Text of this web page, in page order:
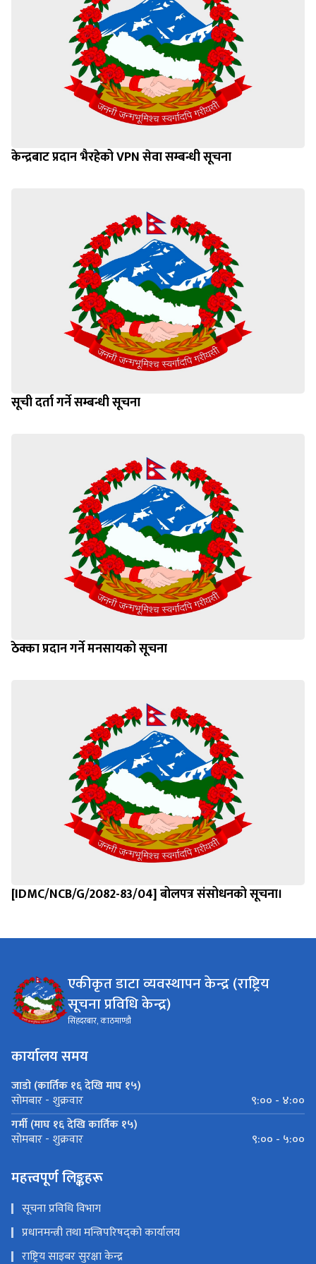
केन्द्रबाट प्रदान भैरहेको VPN सेवा सम्बन्धी सूचना
सूची दर्ता गर्ने सम्बन्धी सूचना
ठेक्का प्रदान गर्ने मनसायको सूचना
[IDMC/NCB/G/2082-83/04] बोलपत्र संसोधनको सूचना।
एकीकृत डाटा व्यवस्थापन केन्द्र (राष्ट्रिय
सूचना प्रविधि केन्द्र)
सिंहदरबार, काठमाण्डौ
कार्यालय समय
जाडो (कार्तिक १६ देखि माघ १५)
सोमबार - शुक्रवार
९:०० - ४:००
गर्मी (माघ १६ देखि कार्तिक १५)
सोमबार - शुक्रवार ९:०० - ५:००
महत्त्वपूर्ण लिङ्कहरू
सूचना प्रविधि विभाग
प्रधानमन्त्री तथा मन्त्रिपरिषद्को कार्यालय
राष्ट्रिय साइबर सुरक्षा केन्द्र